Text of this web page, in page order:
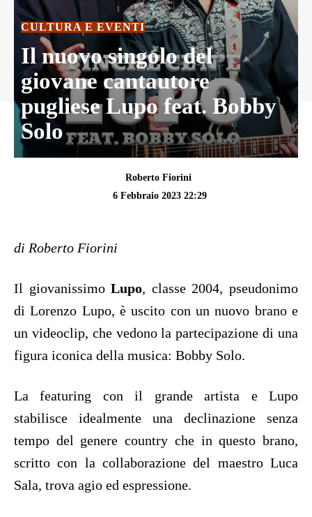
CULTURA E EVENTI
Il nuovo singolo del
giovane cantautore
pugliese Lupo feat. Bobby
Solo
Roberto Fiorini
6 Febbraio 2023 22:29
di Roberto Fiorini
Il giovanissimoLupo, classe 2004, pseudonimo
di Lorenzo Lupo, è uscito con un nuovo brano e
un videoclip, che vedono la partecipazione di una
figura iconica della musica: Bobby Solo.
La featuring con il grande artista e Lupo
stabilisce idealmente una declinazione senza
tempo del genere country che in questo brano,
scritto con la collaborazione del maestro Luca
Sala, trova agio ed espressione.